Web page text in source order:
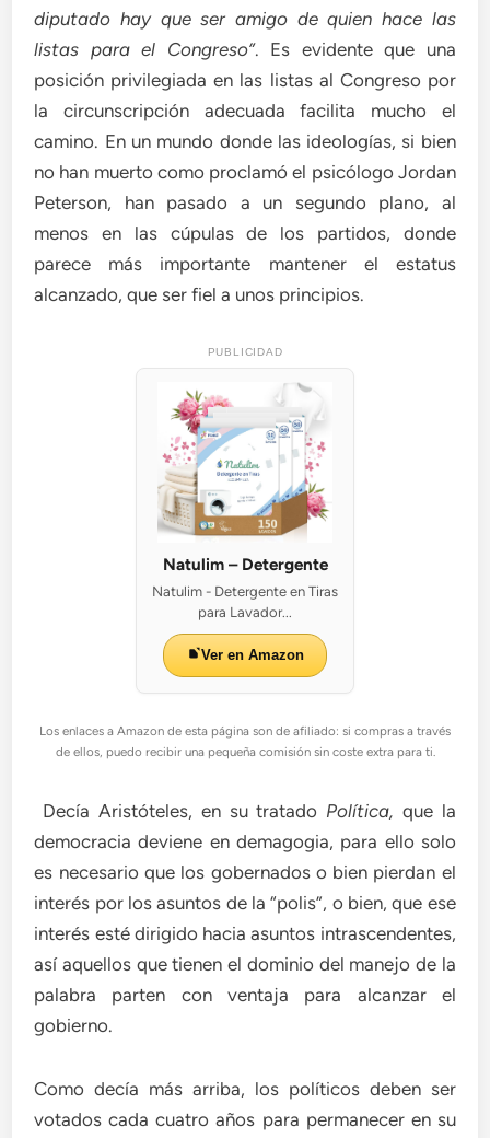
diputado hay que ser amigo de quien hace las
listas para el Congreso”. Es evidente que una
posición privilegiada en las listas al Congreso por
la circunscripción adecuada facilita mucho el
camino. En un mundo donde las ideologías, si bien
no han muerto como proclamó el psicólogo Jordan
Peterson, han pasado a un segundo plano, al
menos en las cúpulas de los partidos, donde
parece más importante mantener el estatus
alcanzado, que ser fiel a unos principios.
PUBLICIDAD
Natulim – Detergente
Natulim - Detergente en Tiras
para Lavador...
Ver en Amazon
Los enlaces a Amazon de esta página son de afiliado: si compras a través
de ellos, puedo recibir una pequeña comisión sin coste extra para ti.
Decía Aristóteles, en su tratado Política, que la
democracia deviene en demagogia, para ello solo
es necesario que los gobernados o bien pierdan el
interés por los asuntos de la “polis”, o bien, que ese
interés esté dirigido hacia asuntos intrascendentes,
así aquellos que tienen el dominio del manejo de la
palabra parten con ventaja para alcanzar el
gobierno.
Como decía más arriba, los políticos deben ser
votados cada cuatro años para permanecer en su